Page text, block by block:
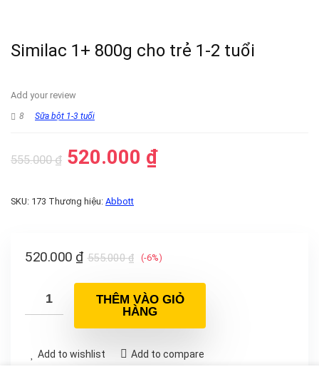
Similac 1+ 800g cho trẻ 1-2 tuổi
Add your review
8 Sữa bột 1-3 tuổi
555.000₫ Giá
là:
520.000 ₫Giá
SKU: 173 Thương hiệu: Abbott
555.000₫Giá
là:
555.000 ₫.
520.000 ₫
Giá
tại
là:
(-6%)
THÊM VÀO GIỎ
HÀNG
Add to wishlist Add to compare